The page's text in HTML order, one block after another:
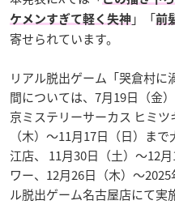
ケメンすぎて軽く失神 」「前
寄せられています。
リアル脱出ゲーム「哭倉村
間については、7月19日（金
京ミステリーサーカス ヒミ
（木）～11月17日（日）ま
江店、 11月30日（土）～12
ワー、12月26日（木）～
ル脱出ゲーム名古屋店にて実